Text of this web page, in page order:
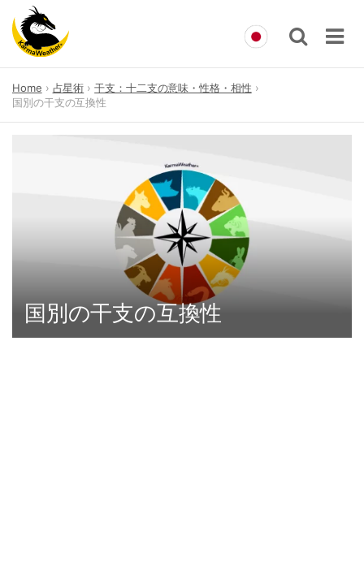
content
Home 占星術
干支：十二支の意味・性格・相性
国別の干支の互換性
国別の干支の互換性